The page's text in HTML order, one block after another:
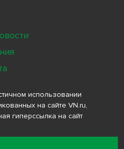
использовании
на сайте VN.ru,
гиперссылка на сайт